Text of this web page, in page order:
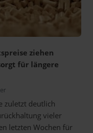
ziehen
für längere
zuletzt deutlich
vieler
letzten Wochen für